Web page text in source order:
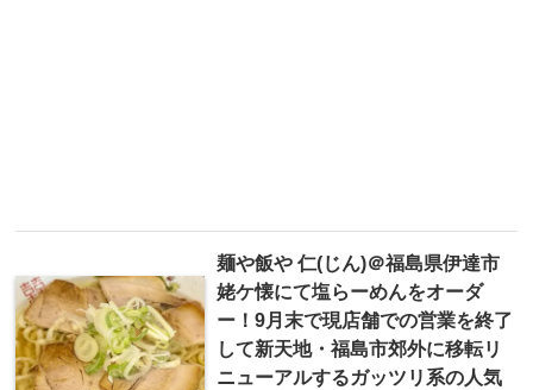
麺や飯や 仁(じん)＠福島県伊達市
姥ケ懐にて塩らーめんをオーダ
ー！9月末で現店舗での営業を終了
して新天地・福島市郊外に移転リ
ニューアルするガッツリ系の人気